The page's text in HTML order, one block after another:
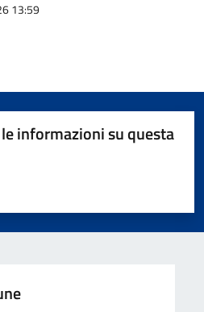
13:59
informazioni su questa
su 5
su 5
5